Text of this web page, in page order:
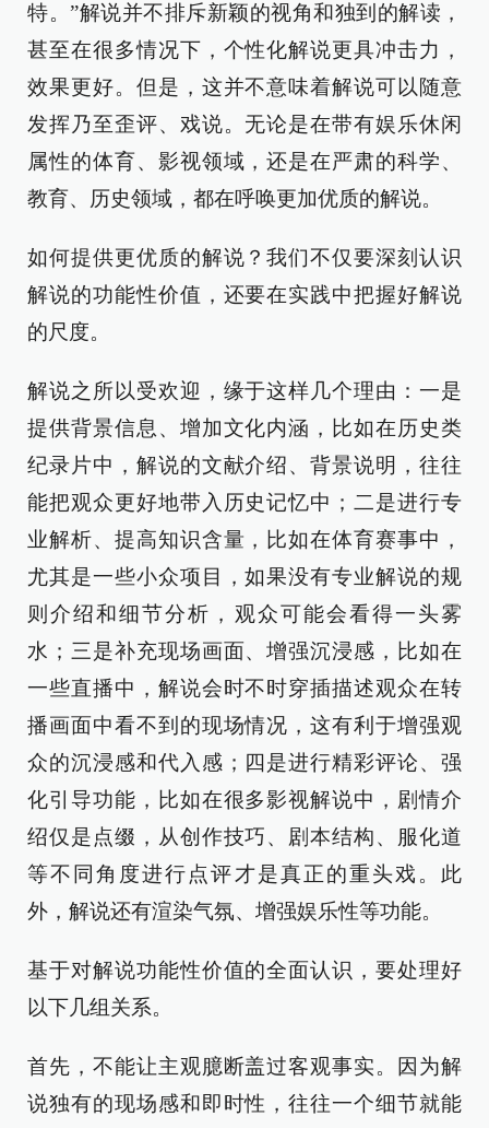
特。”解说并不排斥新颖的视角和独到的解读，
甚至在很多情况下，个性化解说更具冲击力，
效果更好。但是，这并不意味着解说可以随意
发挥乃至歪评、戏说。无论是在带有娱乐休闲
属性的体育、影视领域，还是在严肃的科学、
教育、历史领域，都在呼唤更加优质的解说。
如何提供更优质的解说？我们不仅要深刻认识
解说的功能性价值，还要在实践中把握好解说
的尺度。
解说之所以受欢迎，缘于这样几个理由：一是
提供背景信息、增加文化内涵，比如在历史类
纪录片中，解说的文献介绍、背景说明，往往
能把观众更好地带入历史记忆中；二是进行专
业解析、提高知识含量，比如在体育赛事中，
尤其是一些小众项目，如果没有专业解说的规
则介绍和细节分析，观众可能会看得一头雾
水；三是补充现场画面、增强沉浸感，比如在
一些直播中，解说会时不时穿插描述观众在转
播画面中看不到的现场情况，这有利于增强观
众的沉浸感和代入感；四是进行精彩评论、强
化引导功能，比如在很多影视解说中，剧情介
绍仅是点缀，从创作技巧、剧本结构、服化道
等不同角度进行点评才是真正的重头戏。此
外，解说还有渲染气氛、增强娱乐性等功能。
基于对解说功能性价值的全面认识，要处理好
以下几组关系。
首先，不能让主观臆断盖过客观事实。因为解
说独有的现场感和即时性，往往一个细节就能